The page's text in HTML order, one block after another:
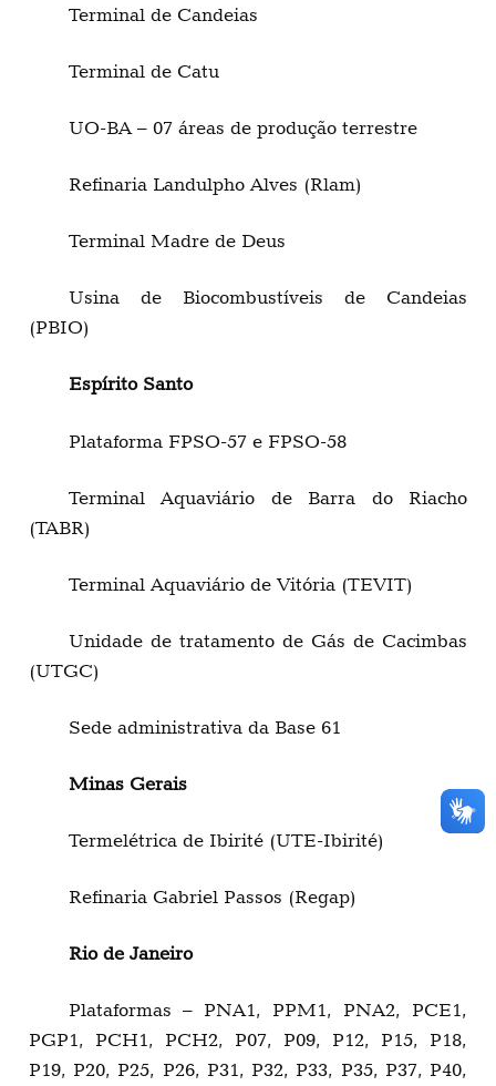
Terminal de Candeias
Terminal de Catu
UO-BA – 07 áreas de produção terrestre
Refinaria Landulpho Alves (Rlam)
Terminal Madre de Deus
Usina de Biocombustíveis de Candeias
(PBIO)
Espírito Santo
Plataforma FPSO-57 e FPSO-58
Terminal Aquaviário de Barra do Riacho
(TABR)
Terminal Aquaviário de Vitória (TEVIT)
Unidade de tratamento de Gás de Cacimbas
(UTGC)
Sede administrativa da Base 61
Minas Gerais
Termelétrica de Ibirité (UTE-Ibirité)
Refinaria Gabriel Passos (Regap)
Rio de Janeiro
Plataformas – PNA1, PPM1, PNA2, PCE1,
PGP1, PCH1, PCH2, P07, P09, P12, P15, P18,
P19, P20, P25, P26, P31, P32, P33, P35, P37, P40,